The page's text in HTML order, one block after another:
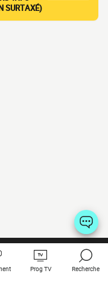
SURTAXÉ)
Prog TV Recherche